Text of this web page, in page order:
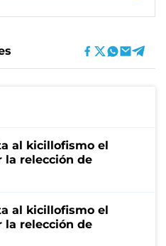
al kicillofismo el
la relección de
al kicillofismo el
la relección de